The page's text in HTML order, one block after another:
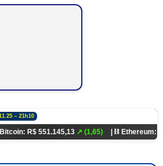
– 21h10
551.145,13↗ (1,65) | ⛓️ Ethereum: R$